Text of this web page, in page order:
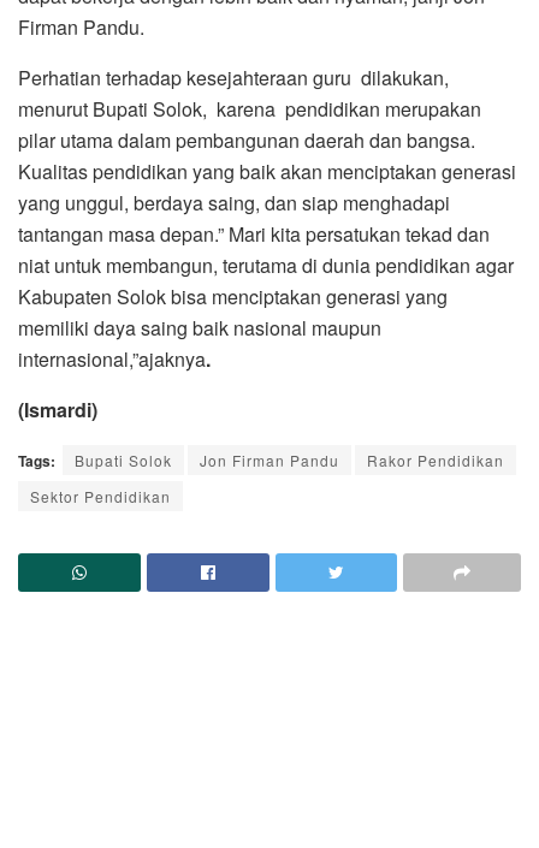
Firman Pandu.
Perhatian terhadap kesejahteraan guru dilakukan,
menurut Bupati Solok, karena pendidikan merupakan
pilar utama dalam pembangunan daerah dan bangsa.
Kualitas pendidikan yang baik akan menciptakan generasi
yang unggul, berdaya saing, dan siap menghadapi
tantangan masa depan.” Mari kita persatukan tekad dan
niat untuk membangun, terutama di dunia pendidikan agar
Kabupaten Solok bisa menciptakan generasi yang
memiliki daya saing baik nasional maupun
internasional,”ajaknya.
(Ismardi)
Tags: Bupati Solok Jon Firman Pandu
Rakor Pendidikan
Sektor Pendidikan